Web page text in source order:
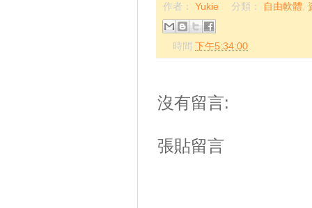
作者： Yukie 分類： 自由軟體,
時間下午5:34:00
沒有留言:
張貼留言